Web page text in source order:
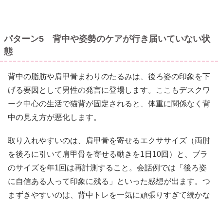
パターン5 背中や姿勢のケアが行き届いていない状
態
背中の脂肪や肩甲骨まわりのたるみは、後ろ姿の印象を下
げる要因として男性の発言に登場します。ここもデスクワ
ーク中心の生活で猫背が固定されると、体重に関係なく背
中の見え方が悪化します。
取り入れやすいのは、肩甲骨を寄せるエクササイズ（両肘
を後ろに引いて肩甲骨を寄せる動きを1日10回）と、ブラ
のサイズを年1回は再計測すること。会話例では「後ろ姿
に自信ある人って印象に残る」といった感想が出ます。つ
まずきやすいのは、背中トレを一気に頑張りすぎて続かな